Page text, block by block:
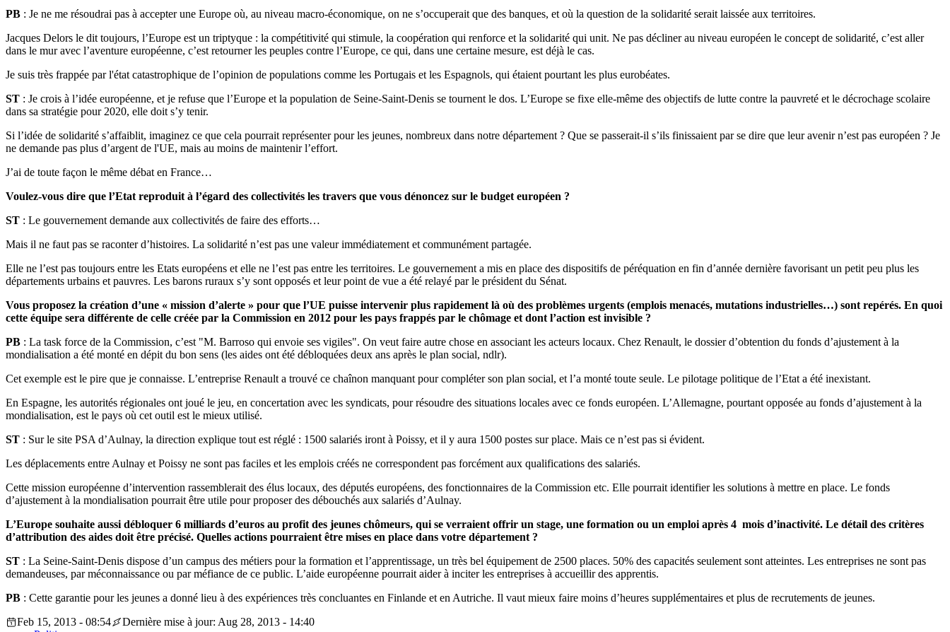
PB : Je ne me résoudrai pas à accepter une Europe où, au niveau macro-économique, on ne s’occuperait que des banques, et où la question de la solidarité serait laissée aux territoires.
Jacques Delors le dit toujours, l’Europe est un triptyque : la compétitivité qui stimule, la coopération qui renforce et la solidarité qui unit. Ne pas décliner au niveau européen le concept de solidarité, c’est aller
dans le mur avec l’aventure européenne, c’est retourner les peuples contre l’Europe, ce qui, dans une certaine mesure, est déjà le cas.
Je suis très frappée par l'état catastrophique de l’opinion de populations comme les Portugais et les Espagnols, qui étaient pourtant les plus eurobéates.
ST : Je crois à l’idée européenne, et je refuse que l’Europe et la population de Seine-Saint-Denis se tournent le dos. L’Europe se fixe elle-même des objectifs de lutte contre la pauvreté et le décrochage scolaire
dans sa stratégie pour 2020, elle doit s’y tenir.
Si l’idée de solidarité s’affaiblit, imaginez ce que cela pourrait représenter pour les jeunes, nombreux dans notre département ? Que se passerait-il s’ils finissaient par se dire que leur avenir n’est pas européen ? Je
ne demande pas plus d’argent de l'UE, mais au moins de maintenir l’effort.
J’ai de toute façon le même débat en France…
Voulez-vous dire que l’Etat reproduit à l’égard des collectivités les travers que vous dénoncez sur le budget européen ?
ST : Le gouvernement demande aux collectivités de faire des efforts…
Mais il ne faut pas se raconter d’histoires. La solidarité n’est pas une valeur immédiatement et communément partagée.
Elle ne l’est pas toujours entre les Etats européens et elle ne l’est pas entre les territoires. Le gouvernement a mis en place des dispositifs de péréquation en fin d’année dernière favorisant un petit peu plus les
départements urbains et pauvres. Les barons ruraux s’y sont opposés et leur point de vue a été relayé par le président du Sénat.
Vous proposez la création d’une « mission d’alerte » pour que l’UE puisse intervenir plus rapidement là où des problèmes urgents (emplois menacés, mutations industrielles…) sont repérés. En quoi
cette équipe sera différente de celle créée par la Commission en 2012 pour les pays frappés par le chômage et dont l’action est invisible ?
PB : La task force de la Commission, c’est "M. Barroso qui envoie ses vigiles". On veut faire autre chose en associant les acteurs locaux. Chez Renault, le dossier d’obtention du fonds d’ajustement à la
mondialisation a été monté en dépit du bon sens (les aides ont été débloquées deux ans après le plan social, ndlr).
Cet exemple est le pire que je connaisse. L’entreprise Renault a trouvé ce chaînon manquant pour compléter son plan social, et l’a monté toute seule. Le pilotage politique de l’Etat a été inexistant.
En Espagne, les autorités régionales ont joué le jeu, en concertation avec les syndicats, pour résoudre des situations locales avec ce fonds européen. L’Allemagne, pourtant opposée au fonds d’ajustement à la
mondialisation, est le pays où cet outil est le mieux utilisé.
ST : Sur le site PSA d’Aulnay, la direction explique tout est réglé : 1500 salariés iront à Poissy, et il y aura 1500 postes sur place. Mais ce n’est pas si évident.
Les déplacements entre Aulnay et Poissy ne sont pas faciles et les emplois créés ne correspondent pas forcément aux qualifications des salariés.
Cette mission européenne d’intervention rassemblerait des élus locaux, des députés européens, des fonctionnaires de la Commission etc. Elle pourrait identifier les solutions à mettre en place. Le fonds
d’ajustement à la mondialisation pourrait être utile pour proposer des débouchés aux salariés d’Aulnay.
L’Europe souhaite aussi débloquer 6 milliards d’euros au profit des jeunes chômeurs, qui se verraient offrir un stage, une formation ou un emploi après 4 mois d’inactivité. Le détail des critères
d’attribution des aides doit être précisé. Quelles actions pourraient être mises en place dans votre département ?
ST : La Seine-Saint-Denis dispose d’un campus des métiers pour la formation et l’apprentissage, un très bel équipement de 2500 places. 50% des capacités seulement sont atteintes. Les entreprises ne sont pas
demandeuses, par méconnaissance ou par méfiance de ce public. L’aide européenne pourrait aider à inciter les entreprises à accueillir des apprentis.
PB : Cette garantie pour les jeunes a donné lieu à des expériences très concluantes en Finlande et en Autriche. Il vaut mieux faire moins d’heures supplémentaires et plus de recrutements de jeunes.
Feb 15, 2013 - 08:54
Dernière mise à jour: Aug 28, 2013 - 14:40